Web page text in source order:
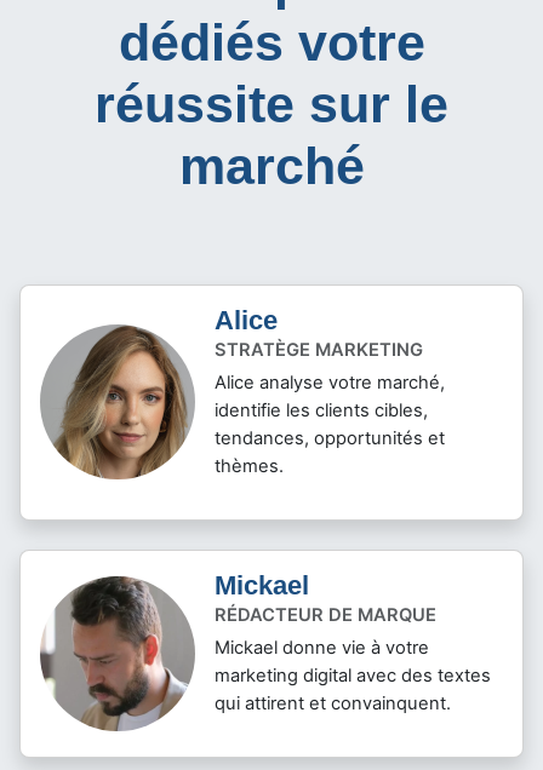
dédiés votre
réussite sur le
marché
Alice
STRATÈGE MARKETING
Alice analyse votre marché,
identifie les clients cibles,
tendances, opportunités et
thèmes.
Mickael
RÉDACTEUR DE MARQUE
Mickael donne vie à votre
marketing digital avec des textes
qui attirent et convainquent.